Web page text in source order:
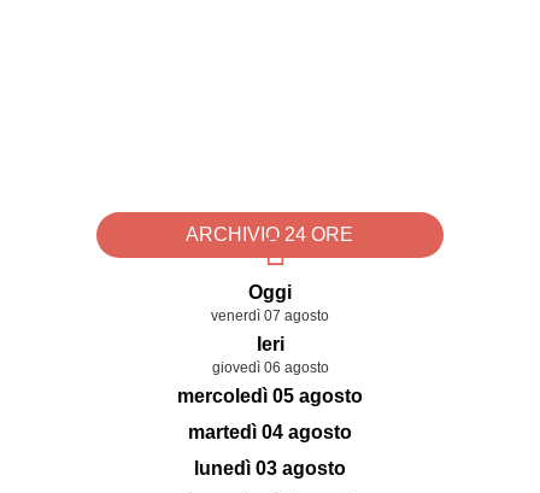
ARCHIVIO 24 ORE
Oggi
venerdì 07 agosto
Ieri
giovedì 06 agosto
mercoledì 05 agosto
martedì 04 agosto
lunedì 03 agosto